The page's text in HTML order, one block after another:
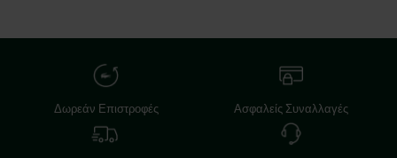
Δωρεάν Επιστροφές Ασφαλείς Συναλλαγές